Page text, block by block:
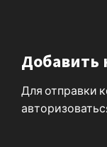
Добавить
Для отправки